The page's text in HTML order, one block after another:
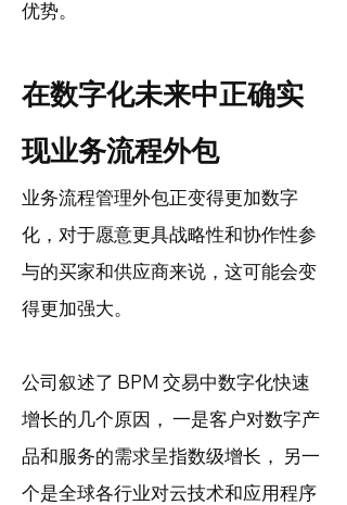
优势。
在数字化未来中正确实
现业务流程外包
业务流程管理外包正变得更加数字
化，对于愿意更具战略性和协作性参
与的买家和供应商来说，这可能会变
得更加强大。
公司叙述了 BPM 交易中数字化快速
增长的几个原因， 一是客户对数字产
品和服务的需求呈指数级增长， 另一
个是全球各行业对云技术和应用程序